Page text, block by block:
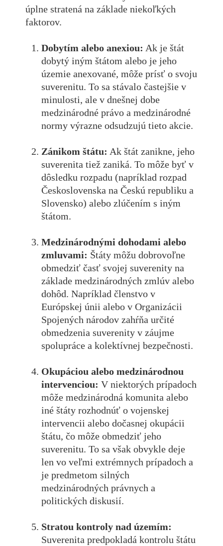
úplne stratená na základe niekoľkých
faktorov.
Dobytím alebo anexiou: Ak je štát
dobytý iným štátom alebo je jeho
územie anexované, môže prísť o svoju
suverenitu. To sa stávalo častejšie v
minulosti, ale v dnešnej dobe
medzinárodné právo a medzinárodné
normy výrazne odsudzujú tieto akcie.
Zánikom štátu: Ak štát zanikne, jeho
suverenita tiež zaniká. To môže byť v
dôsledku rozpadu (napríklad rozpad
Československa na Českú republiku a
Slovensko) alebo zlúčením s iným
štátom.
Medzinárodnými dohodami alebo
zmluvami: Štáty môžu dobrovoľne
obmedziť časť svojej suverenity na
základe medzinárodných zmlúv alebo
dohôd. Napríklad členstvo v
Európskej únii alebo v Organizácii
Spojených národov zahŕňa určité
obmedzenia suverenity v záujme
spolupráce a kolektívnej bezpečnosti.
Okupáciou alebo medzinárodnou
intervenciou: V niektorých prípadoch
môže medzinárodná komunita alebo
iné štáty rozhodnúť o vojenskej
intervencii alebo dočasnej okupácii
štátu, čo môže obmedziť jeho
suverenitu. To sa však obvykle deje
len vo veľmi extrémnych prípadoch a
je predmetom silných
medzinárodných právnych a
politických diskusií.
Stratou kontroly nad územím:
Suverenita predpokladá kontrolu štátu